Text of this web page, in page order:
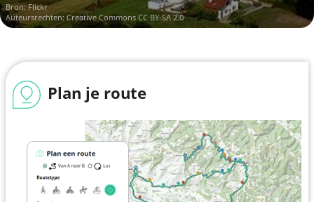
Bron:Flickr
Auteursrechten: Creative Commons CC BY-SA 2.0
Plan je route